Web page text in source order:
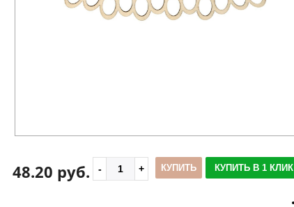
48.20 руб. КУПИТЬ КУПИТЬ В 1 КЛИК